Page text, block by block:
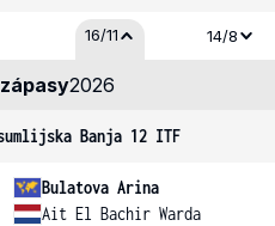
16/11 14/8
2026
Banja 12 ITF
Bulatova Arina
Ait El Bachir Warda